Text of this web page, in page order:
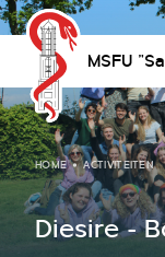
MSFU
HOME ACTIVITEITEN
Diesire -